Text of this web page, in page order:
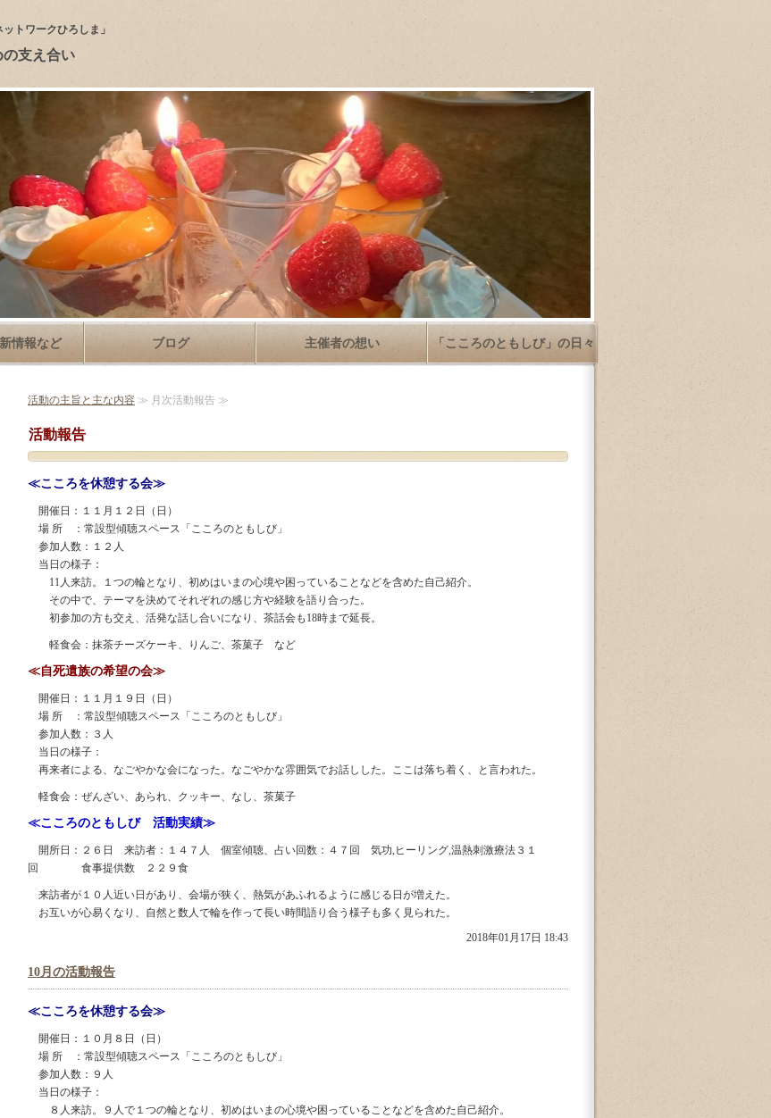
トワークひろしま」
の支え合い
情報など ブログ 主催者の想い 「こころのともしび」の日々
活動の主旨と主な内容 ≫ 月次活動報告 ≫
活動報告
≪こころを休憩する会≫
開催日：１１月１２日（日）
場 所 ：常設型傾聴スペース「こころのともしび」
参加人数：１２人
当日の様子：
11人来訪。１つの輪となり、初めはいまの心境や困っていることなどを含めた自己紹介。
その中で、テーマを決めてそれぞれの感じ方や経験を語り合った。
初参加の方も交え、活発な話し合いになり、茶話会も18時まで延長。
軽食会：抹茶チーズケーキ、りんご、茶菓子 など
≪自死遺族の希望の会≫
開催日：１１月１９日（日）
場 所 ：常設型傾聴スペース「こころのともしび」
参加人数：３人
当日の様子：
再来者による、なごやかな会になった。なごやかな雰囲気でお話しした。ここは落ち着く、と言われた。
軽食会：ぜんざい、あられ、クッキー、なし、茶菓子
≪こころのともしび 活動実績≫
開所日：２６日 来訪者：１４７人 個室傾聴、占い回数：４７回 気功,ヒーリング,温熱刺激療法３１
回 食事提供数 ２２９食
来訪者が１０人近い日があり、会場が狭く、熱気があふれるように感じる日が増えた。
お互いが心易くなり、自然と数人で輪を作って長い時間語り合う様子も多く見られた。
2018年01月17日 18:43
10月の活動報告
≪こころを休憩する会≫
開催日：１０月８日（日）
場 所 ：常設型傾聴スペース「こころのともしび」
参加人数：９人
当日の様子：
８人来訪。９人で１つの輪となり、初めはいまの心境や困っていることなどを含めた自己紹介。